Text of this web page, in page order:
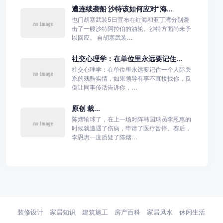
遭连续袭船 沙特该如何应对“海...
也门胡塞武装5日宣布在红海和亚丁湾分别袭
击了一艘沙特阿拉伯的油轮。沙特方面尚未予
以回应。 自胡塞武装...
社交心理学：在单位里永远要记住...
社交心理学：在单位里永远要记住一个人际关
系的残酷实情，如果领导有事不直接找你，反
倒让同事传话告诉你，...
原创 裁...
陈熠输球了，在上一场对阵韩国球员李恩惠的
时候就遭遇了伤病，申请了医疗暂停。赛后，
李恩惠一度质疑了陈熠...
装修设计 家居知识 建筑施工 房产百科 家居风水 休闲生活